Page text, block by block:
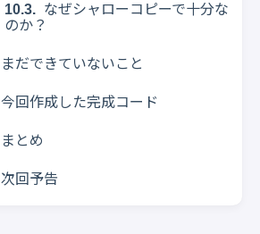
なぜシャローコピーで十分な
のか？
まだできていないこと
今回作成した完成コード
まとめ
次回予告